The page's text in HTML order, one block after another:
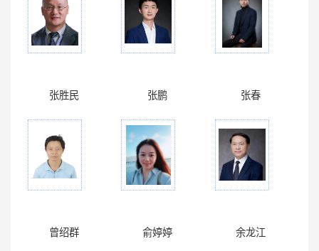
张胜民 张鹏 张春
曾绍群 俞婷婷 余龙江